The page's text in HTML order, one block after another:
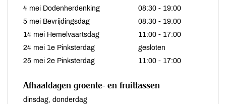
4 mei Dodenherdenking
08:30 - 19:00
5 mei Bevrijdingsdag
08:30 - 19:00
14 mei Hemelvaartsdag
11:00 - 17:00
24 mei 1e Pinksterdag
gesloten
25 mei 2e Pinksterdag
11:00 - 17:00
Afhaaldagen groente- en fruittassen
dinsdag, donderdag